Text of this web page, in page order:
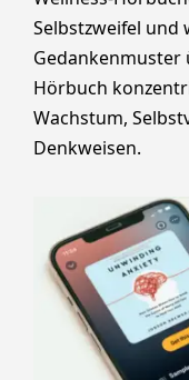
Selbstzweifel und
Gedankenmuster
Hörbuch
Wachstum,
Denkweisen.